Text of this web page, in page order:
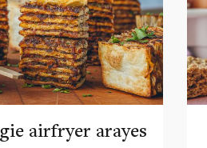
airfryer arayes